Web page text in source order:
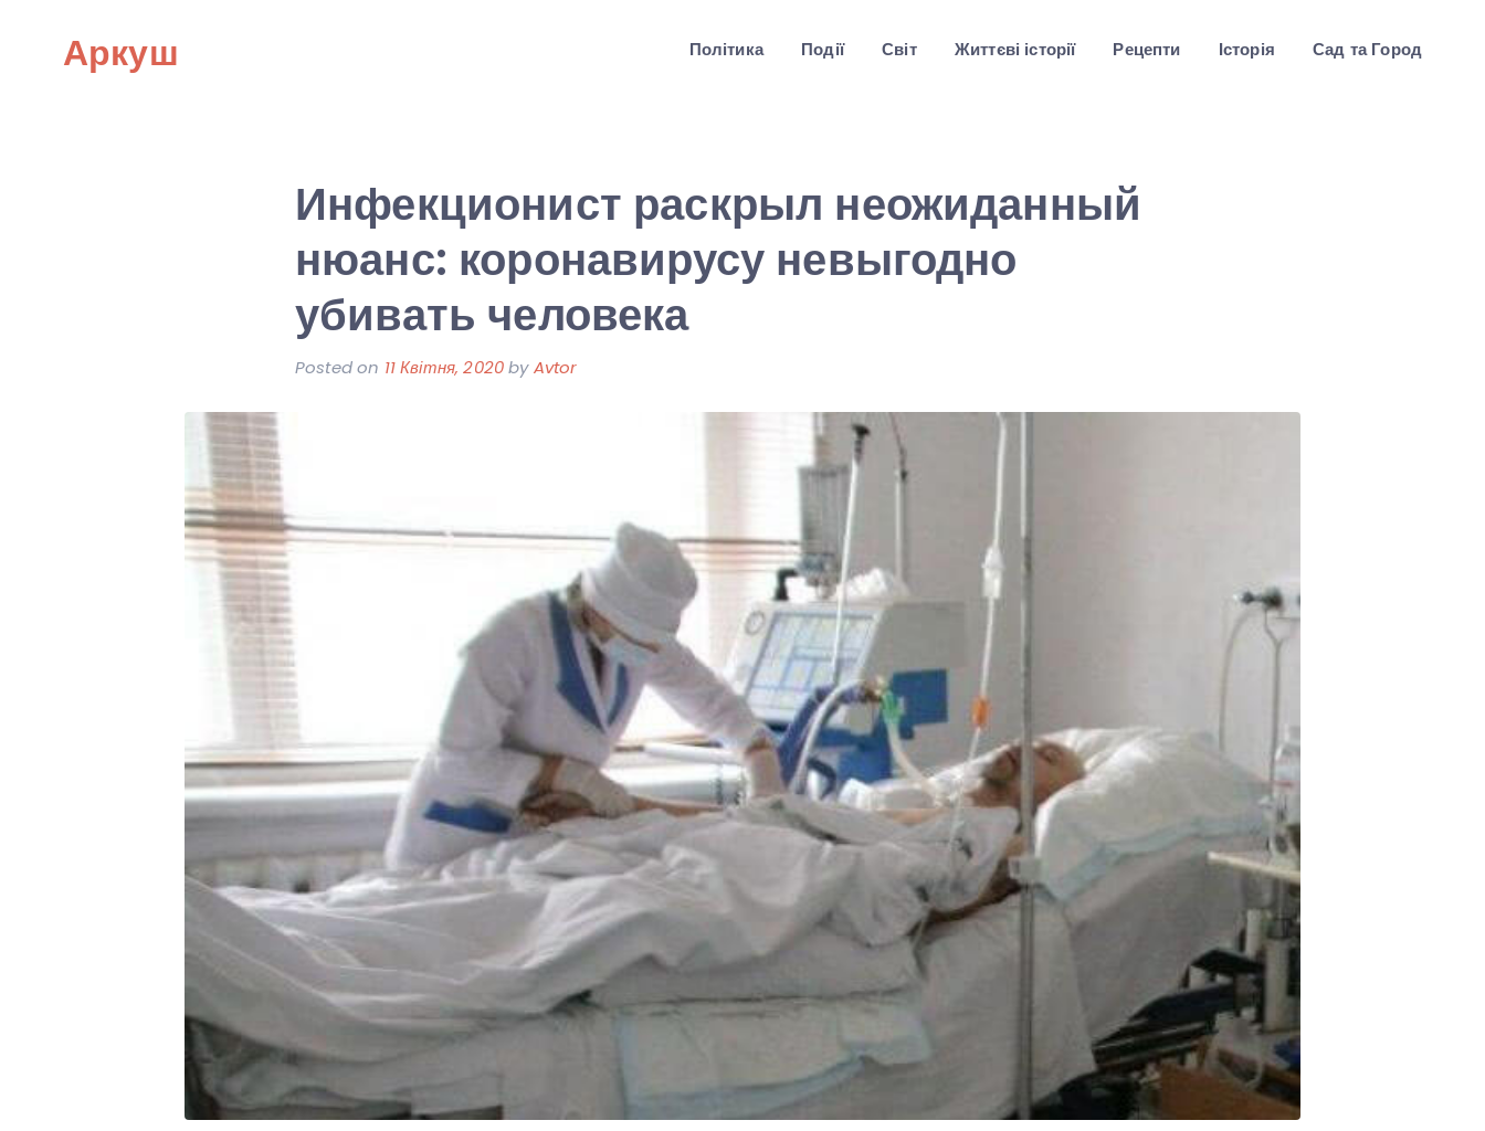
Аркуш Політика Події Світ Життєві історії Рецепти Історія Сад та Город
Инфекционист раскрыл неожиданный
нюанс: коронавирусу невыгодно
убивать человека
Posted on 11 Квітня, 2020byAvtor